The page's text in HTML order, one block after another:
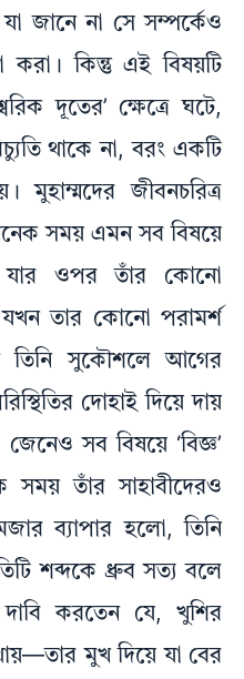
জানে না সে সম্পর্কেও
করা। কিন্তু এই বিষয়টি
দূতের’ ক্ষেত্রে ঘটে,
থাকে না, বরং একটি
জীবনচরিত্র
অনেক সময় এমন সব বিষয়ে
যার ওপর তাঁর কোনো
যখন তার কোনো পরামর্শ
তিনি সুকৌশলে আগের
দোহাই দিয়ে দায়
সব বিষয়ে ‘বিজ্ঞ’
তাঁর সাহাবীদেরও
ব্যাপার হলো, তিনি
শব্দকে ধ্রুব সত্য বলে
করতেন যে, খুশির
মুখ দিয়ে যা বের